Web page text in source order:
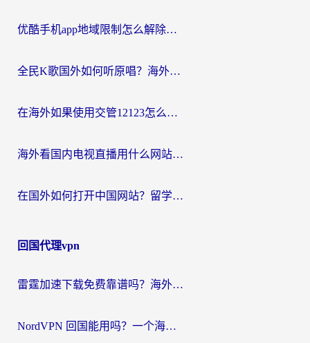
优酷手机app地域限制怎么解除？海外党亲测有效的追剧方案
全民K歌国外如何听原唱？海外党亲测有效的回国加速器选择指南
在海外如果使用交管12123怎么处理？留学生亲测有效的回国加速方案
海外看国内电视直播用什么网站比较好？一篇解决你所有追剧难题的实用指南
在国外如何打开中国网站？留学生与海外华人的无缝访问指南
回国代理vpn
雷霆加速下载免费靠谱吗？海外党选回国加速器的避坑指南（附热门工具对比）
NordVPN 回国能用吗？一个海外用户必须面对的真实困境